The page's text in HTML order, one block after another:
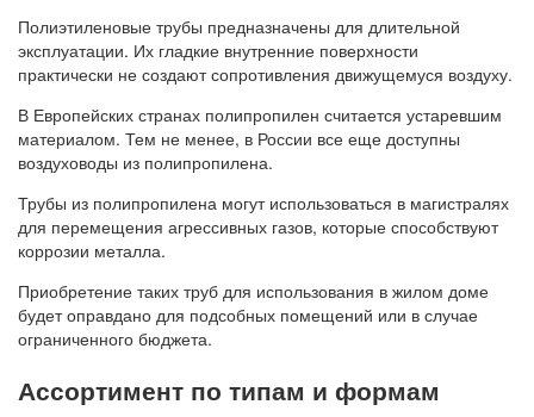
Полиэтиленовые трубы предназначены для длительной
эксплуатации. Их гладкие внутренние поверхности
практически не создают сопротивления движущемуся воздуху.
В Европейских странах полипропилен считается устаревшим
материалом. Тем не менее, в России все еще доступны
воздуховоды из полипропилена.
Трубы из полипропилена могут использоваться в магистралях
для перемещения агрессивных газов, которые способствуют
коррозии металла.
Приобретение таких труб для использования в жилом доме
будет оправдано для подсобных помещений или в случае
ограниченного бюджета.
Ассортимент по типам и формам